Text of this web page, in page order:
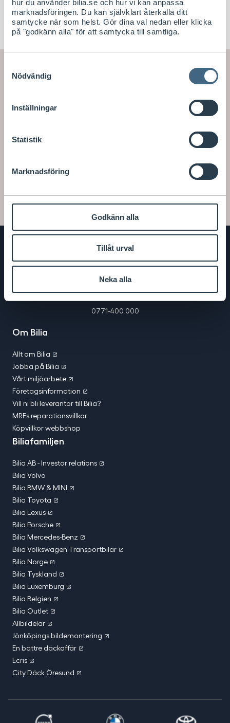
hur du använder bilia.se och hur vi kan anpassa
marknadsföringen. Du kan självklart återkalla ditt
samtycke när som helst. Gör dina val nedan eller klicka
på "godkänn alla" för att samtycka till samtliga.
Nödvändig
Inställningar
Statistik
Marknadsföring
Godkänn alla
Tillåt urval
Neka alla
E
K
Mer information
Specifikationer
Bilia
medier
Facebook
TwitterYouTubeInstagram
Om Bilia
Allt om Bilia
Jobba på Bilia
Vårt miljöarbete
Företagsinformation
Vill ni bli leverantör till Bilia?
MRFs reparationsvillkor
Köpvillkor webbshop
Biliafamiljen
Bilia AB - Investor relations
Bilia Volvo
Bilia BMW & MINI
Bilia Toyota
Bilia Lexus
Bilia Porsche
Bilia Mercedes-Benz
Bilia Volkswagen Transportbilar
Bilia Norge
Bilia Tyskland
Bilia Luxemburg
Bilia Belgien
Bilia Outlet
Allbildelar
Jönköpings bildemontering
En bättre däckaffär
Ecris
City Däck Öresund
0771-400 000